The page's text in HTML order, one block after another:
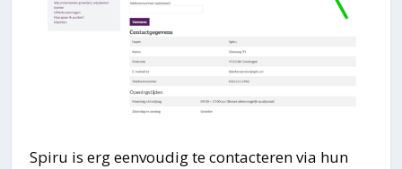
Spiru is erg eenvoudig te contacteren via hun